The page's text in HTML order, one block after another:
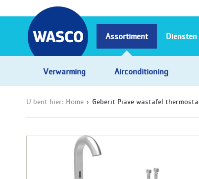
Assortiment
Verwarming Airconditioning
Diensten
U bent hier: Home Geberit Piave wastafel